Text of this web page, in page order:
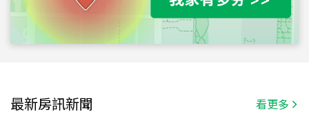
最新房訊新聞 看更多